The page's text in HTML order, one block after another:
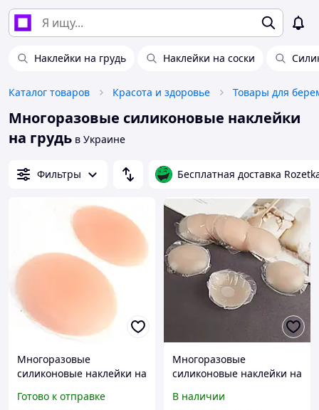
Наклейки на грудь Наклейки на соски
Каталог товаров Красота и здоровье
Многоразовые силиконовые наклейки
на грудь в Украине
Фильтры Бесплатная доставка
Многоразовые
силиконовые наклейки на
одежды Круг
Готово к отправке
Многоразовые
силиконовые наклейки на
В наличии